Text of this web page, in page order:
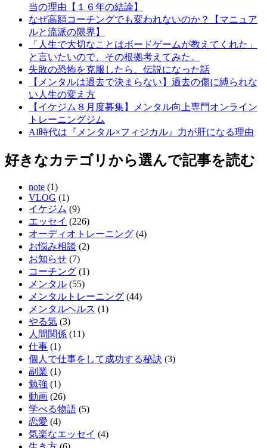
当の理由【１６年の結論】
なぜ高額コーチングでも変われないのか？【マニュア
ルと流派の限界】
「人生で大切なことはボードゲームが教えてくれた」
と言いたいので、その根拠考えてみた。
失敗の恐怖を克服したら、伝説になった話
【メンタルは過去で決まらない】過去の傷に縛られな
い人生の変え方
【イケジム８月度募集】メンタル向上専門オンライン
トレーニングジム
AI時代は『メンタル×フィジカル』力が肝になる理由
好きなカテゴリから選んで記事を読む
note (1)
VLOG (1)
イケジム (9)
エッセイ (226)
オーディオトレーニング (4)
お悩み相談 (2)
お知らせ (7)
コーチング (1)
メンタル (55)
メンタルトレーニング (44)
メンタルヘルス (1)
やる気 (3)
人間関係 (11)
仕事 (1)
個人で仕事をして成功する秘訣 (3)
副業 (1)
勉強 (1)
動画 (26)
学べる物語 (5)
恋愛 (4)
気楽なエッセイ (4)